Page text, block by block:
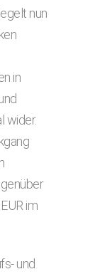
nun
in
wider.
im
und